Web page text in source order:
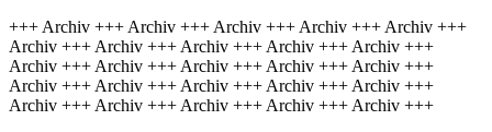
+++ Archiv +++ Archiv +++ Archiv +++ Archiv +++ Archiv +++
Archiv +++ Archiv +++ Archiv +++ Archiv +++ Archiv +++
Archiv +++ Archiv +++ Archiv +++ Archiv +++ Archiv +++
Archiv +++ Archiv +++ Archiv +++ Archiv +++ Archiv +++
Archiv +++ Archiv +++ Archiv +++ Archiv +++ Archiv +++